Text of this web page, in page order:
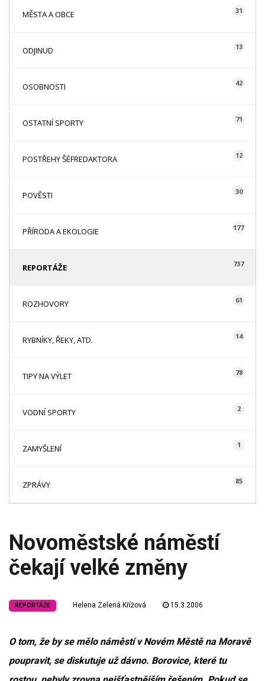
MĚSTA A OBCE 31
ODJINUD 13
OSOBNOSTI 42
OSTATNÍ SPORTY 71
POSTŘEHY ŠÉFREDAKTORA 12
POVĚSTI 30
PŘÍRODA A EKOLOGIE 177
REPORTÁŽE 737
ROZHOVORY 61
RYBNÍKY, ŘEKY, ATD. 14
TIPY NA VÝLET 78
VODNÍ SPORTY 2
ZAMYŠLENÍ 1
ZPRÁVY 85
Novoměstské náměstí
čekají velké změny
REPORTÁŽE Helena Zelená Křížová 15.3.2006
O tom, že by se mělo náměstí v Novém Městě na Moravě
poupravit, se diskutuje už dávno. Borovice, které tu